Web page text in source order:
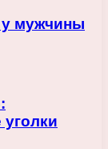
у мужчины